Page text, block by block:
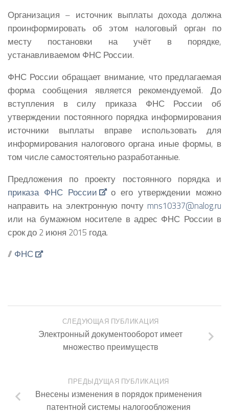
Организация – источник выплаты дохода должна
проинформировать об этом налоговый орган по
месту постановки на учёт в порядке,
устанавливаемом ФНС России.
ФНС России обращает внимание, что предлагаемая
форма сообщения является рекомендуемой. До
вступления в силу приказа ФНС России об
утверждении постоянного порядка информирования
источники выплаты вправе использовать для
информирования налогового органа иные формы, в
том числе самостоятельно разработанные.
Предложения по проекту постоянного порядка и
приказа ФНС России
о его утверждении можно
направить на электронную почту mns10337@nalog.ru
или на бумажном носителе в адрес ФНС России в
срок до 2 июня 2015 года.
// ФНС
СЛЕДУЮЩАЯ ПУБЛИКАЦИЯ
Электронный документооборот имеет
множество преимуществ
ПРЕДЫДУЩАЯ ПУБЛИКАЦИЯ
Внесены изменения в порядок применения
патентной системы налогообложения